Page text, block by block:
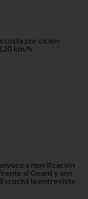
costa por ciclón
km/h
a movilización
al Geant y son
la entrevista